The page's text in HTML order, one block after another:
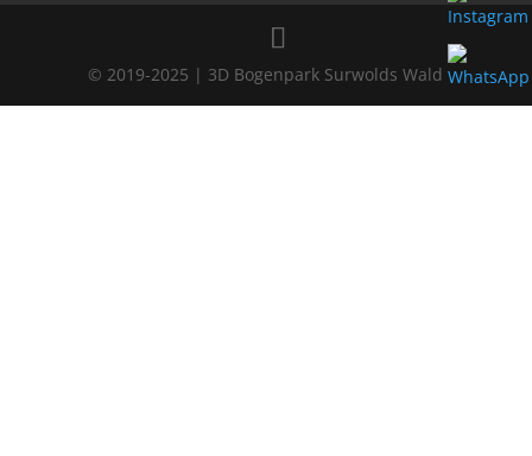
© 2019-2025 | 3D Bogenpark Surwolds Wald